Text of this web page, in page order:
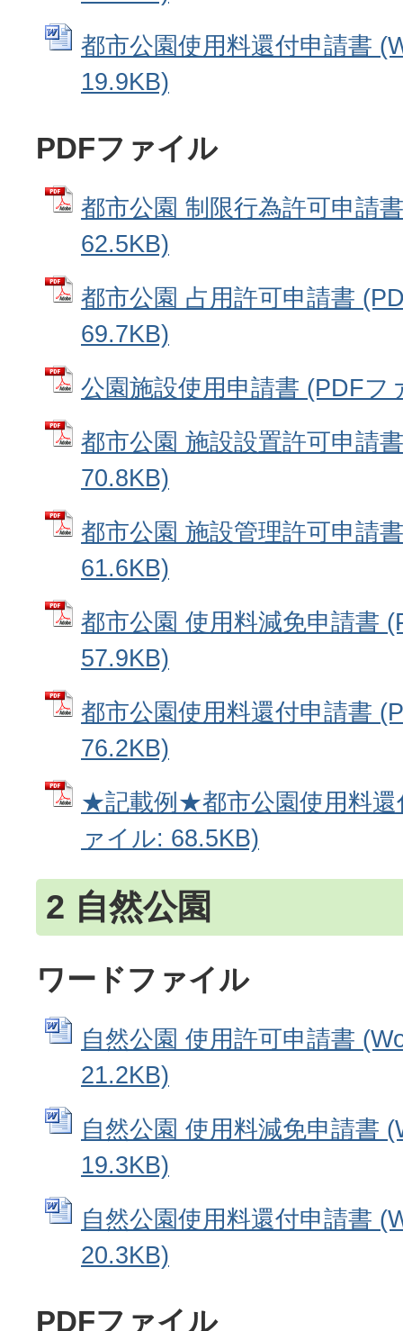
都市公園使用料還付申請書
19.9KB)
PDFファイル
都市公園 制限行為許可申請
62.5KB)
都市公園 占用許可申請書
69.7KB)
公園施設使用申請書 (PDFフ
都市公園 施設設置許可申請
70.8KB)
都市公園 施設管理許可申請
61.6KB)
都市公園 使用料減免申請書
57.9KB)
都市公園使用料還付申請書
76.2KB)
★記載例★都市公園使用料還
ァイル: 68.5KB)
2 自然公園
ワードファイル
自然公園 使用許可申請書
21.2KB)
自然公園 使用料減免申請書
19.3KB)
自然公園使用料還付申請書
20.3KB)
PDFファイル